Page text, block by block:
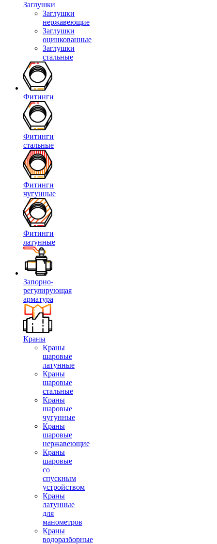
Заглушки
Заглушки
нержавеющие
Заглушки
оцинкованные
Заглушки
стальные
Фитинги
Фитинги
стальные
Фитинги
чугунные
Фитинги
латунные
Запорно-
регулирующая
арматура
Краны
Краны
шаровые
латунные
Краны
шаровые
стальные
Краны
шаровые
чугунные
Краны
шаровые
нержавеющие
Краны
шаровые
со
спускным
устройством
Краны
латунные
для
манометров
Краны
водоразборные